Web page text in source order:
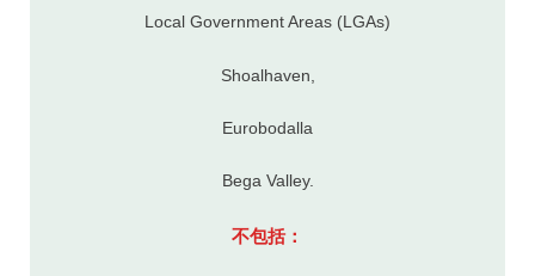
Local Government Areas (LGAs)
Shoalhaven,
Eurobodalla
Bega Valley.
不包括：